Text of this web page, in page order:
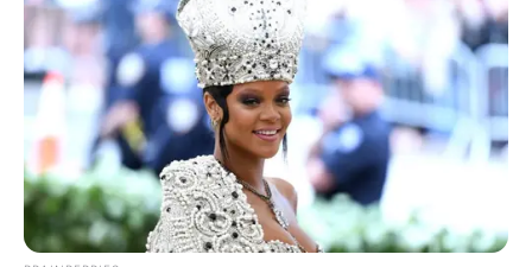
ΤΑΥΤΟΤΗΤΑ ΚΑΙ ΕΠΙΚΟΙΝΩΝΙΑ ΟΡΟΙ ΧΡΗΣΗΣ